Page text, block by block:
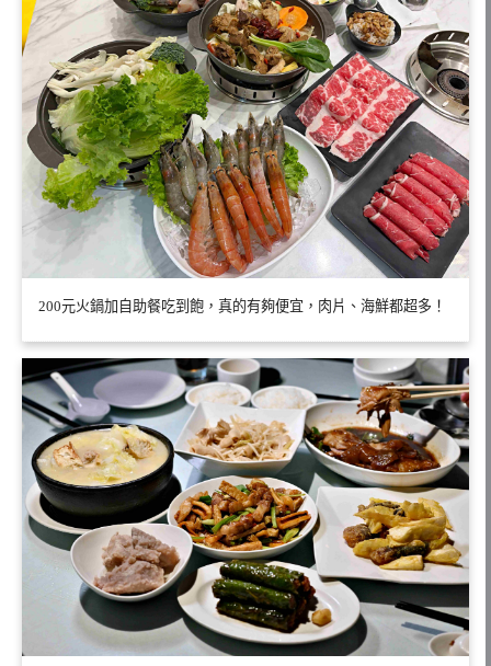
200元火鍋加自助餐吃到飽，真的有夠便宜，肉片、海鮮都超多！